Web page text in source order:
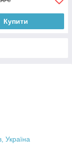
Купити
Україна